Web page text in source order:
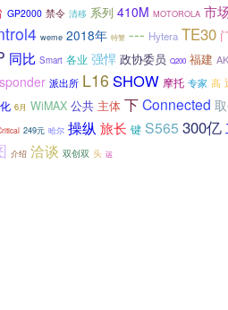
GP2000 禁令 清移 系列 410M MOTOROLA 市
weme 2018年 特警 --- Hytera TE30
同比 Smart 各业 强悍 政协委员 Q200 福建
派出所 L16 SHOW 摩托 专家 高
6月 WiMAX 公共 主体 下Connected
249元 哈尔 操纵 旅长 键 S565 300亿
介绍 洽谈 双创双 头 运